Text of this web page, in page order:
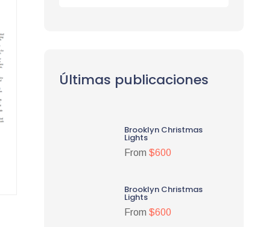
Últimas publicaciones
Brooklyn Christmas
Lights
From$600
Brooklyn Christmas
Lights
From$600